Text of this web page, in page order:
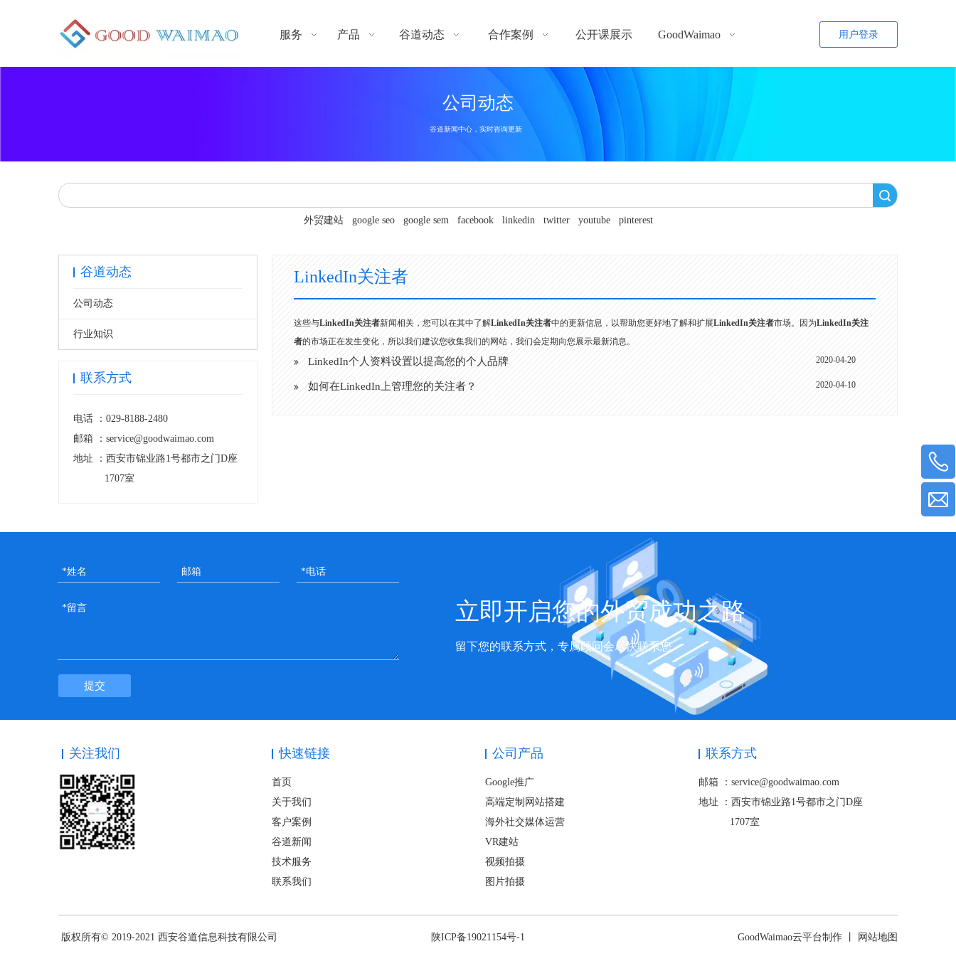
服务 产品 谷道动态 合作案例 公开课展示 GoodWaimao 用户登录
谷道新闻中心，实时咨询更新
公司动态
外贸建站 google seo google sem facebook linkedin twitter youtube pinterest
谷道动态
公司动态
行业知识
联系方式
电话 ： 029-8188-2480
邮箱 ： service@goodwaimao.com
地址 ： 西安市锦业路1号都市之门D座
1707室
LinkedIn关注者
这些与LinkedIn关注者新闻相关，您可以在其中了解LinkedIn关注者中的更新信息，以帮助您更好地了解和扩展LinkedIn关注者市场。因为LinkedIn关注
者的市场正在发生变化，所以我们建议您收集我们的网站，我们会定期向您展示最新消息。
LinkedIn个人资料设置以提高您的个人品牌 2020-04-20
如何在LinkedIn上管理您的关注者？ 2020-04-10
提交
立即开启您的外贸成功之路
留下您的联系方式，专属顾问会尽快联系您
关注我们 快速链接
首页
关于我们
客户案例
谷道新闻
技术服务
联系我们
公司产品
Google推广
高端定制网站搭建
海外社交媒体运营
VR建站
视频拍摄
图片拍摄
联系方式
邮箱 ：service@goodwaimao.com
地址 ： 西安市锦业路1号都市之门D座
1707室
版权所有© 2019-2021 西安谷道信息科技有限公司 陕ICP备19021154号-1 GoodWaimao云平台制作 丨 网站地图